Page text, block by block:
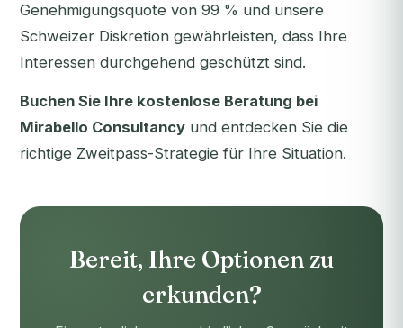
Genehmigungsquote von 99 % und unsere
Schweizer Diskretion gewährleisten, dass Ihre
Interessen durchgehend geschützt sind.
Buchen Sie Ihre kostenlose Beratung bei
Mirabello Consultancy und entdecken Sie die
richtige Zweitpass-Strategie für Ihre Situation.
Bereit, Ihre Optionen zu
erkunden?